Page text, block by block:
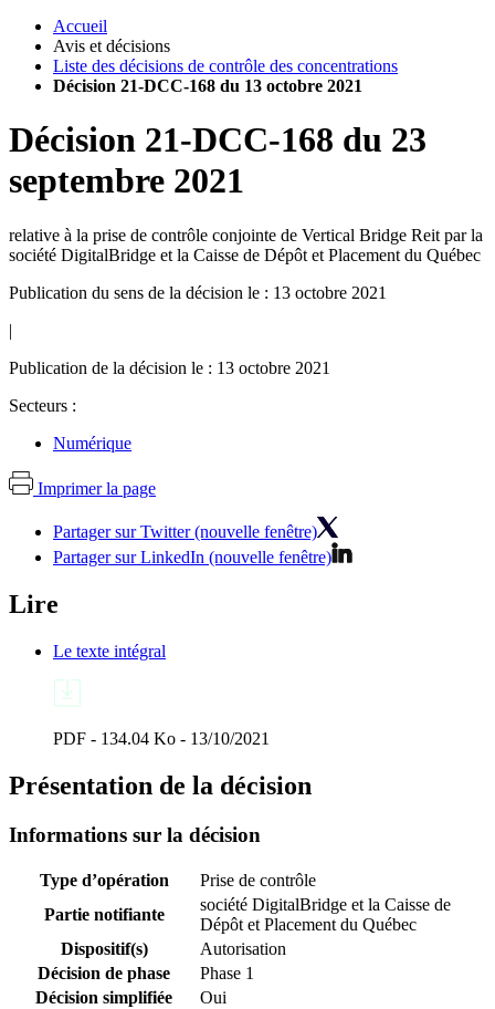
Accueil
Avis et décisions
Liste des décisions de contrôle des concentrations
Décision 21-DCC-168 du 13 octobre 2021
Décision 21-DCC-168 du 23
septembre 2021
relative à la prise de contrôle conjointe de Vertical Bridge Reit par la
société DigitalBridge et la Caisse de Dépôt et Placement du Québec
Publication du sens de la décision le : 13 octobre 2021
|
Publication de la décision le : 13 octobre 2021
Secteurs :
Numérique
Imprimer la page
Partager sur Twitter (nouvelle fenêtre)
Partager sur LinkedIn (nouvelle fenêtre)
Lire
Le texte intégral
PDF - 134.04 Ko - 13/10/2021
Présentation de la décision
Informations sur la décision
Type d’opération
Prise de contrôle
Partie notifiante
société DigitalBridge et la Caisse de
Dépôt et Placement du Québec
Dispositif(s)
Autorisation
Décision de phase
Phase 1
Décision simplifiée
Oui